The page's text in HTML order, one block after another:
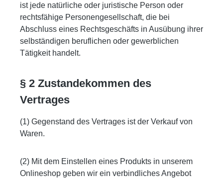
ist jede natürliche oder juristische Person oder
rechtsfähige Personengesellschaft, die bei
Abschluss eines Rechtsgeschäfts in Ausübung ihrer
selbständigen beruflichen oder gewerblichen
Tätigkeit handelt.
§ 2 Zustandekommen des
Vertrages
(1) Gegenstand des Vertrages ist der Verkauf von
Waren.
(2) Mit dem Einstellen eines Produkts in unserem
Onlineshop geben wir ein verbindliches Angebot